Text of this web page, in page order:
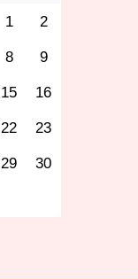
1 2
8 9
15 16
22 23
29 30